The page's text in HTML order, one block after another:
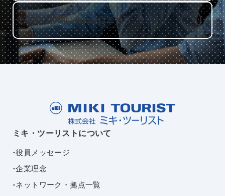
その他のお問い合わせはこちら
ミキ・ツーリストについて
役員メッセージ
企業理念
ネットワーク・拠点一覧